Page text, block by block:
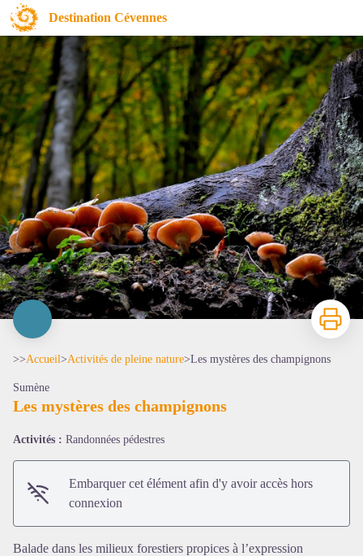
Destination Cévennes
Les mystères des champignons
Imprimer
>>Accueil>Activités de pleine nature>Les mystères des champignons
Sumène
Les mystères des champignons
Activités : Randonnées pédestres
Embarquer cet élément afin d'y avoir accès hors
connexion
Balade dans les milieux forestiers propices à l’expression